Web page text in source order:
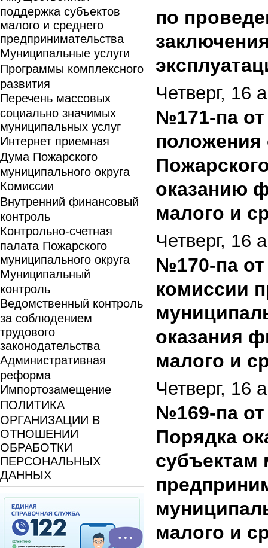
поддержка субъектов
малого и среднего
предпринимательства
Муниципальные услуги
Программы комплексного
развития
Перечень массовых
социально значимых
муниципальных услуг
Интернет приемная
Дума Пожарского
муниципального округа
Комиссии
Внутренний финансовый
контроль
Контрольно-счетная
палата Пожарского
муниципального округа
Муниципальный
контроль
Ведомственный контроль
за соблюдением
трудового
законодательства
Административная
реформа
Импортозамещение
ПОЛИТИКА
ОРГАНИЗАЦИИ В
ОТНОШЕНИИ
ОБРАБОТКИ
ПЕРСОНАЛЬНЫХ
ДАННЫХ
по
Четверг, 16
№171-па от
положения
оказанию
малого и
Четверг, 16
№170-па от
комиссии
оказания
малого и
Четверг, 16
№169-па от
Порядка
субъектам
малого и